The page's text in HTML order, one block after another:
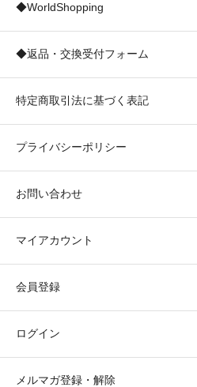
◆WorldShopping
◆返品・交換受付フォーム
特定商取引法に基づく表記
プライバシーポリシー
お問い合わせ
マイアカウント
会員登録
ログイン
メルマガ登録・解除